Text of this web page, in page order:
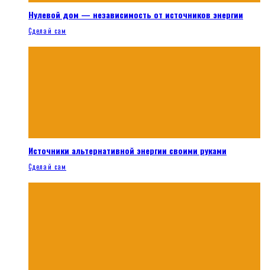
Нулевой дом — независимость от источников энергии
Сделай сам
Источники альтернативной энергии своими руками
Сделай сам